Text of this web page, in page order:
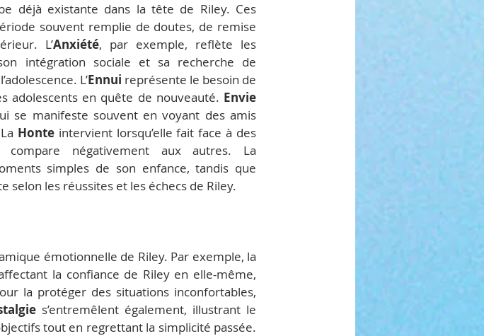
déjà existante dans la tête de Riley. Ces
souvent remplie de doutes, de remise
L’Anxiété, par exemple, reflète les
intégration sociale et sa recherche de
L’Ennui représente le besoin de
adolescents en quête de nouveauté. Envie
se manifeste souvent en voyant des amis
Honte intervient lorsqu’elle fait face à des
simples de son enfance, tandis que
selon les réussites et les échecs de Riley.
la confiance de Riley en elle-même,
la protéger des situations inconfortables,
s’entremêlent également, illustrant le
tout en regrettant la simplicité passée.